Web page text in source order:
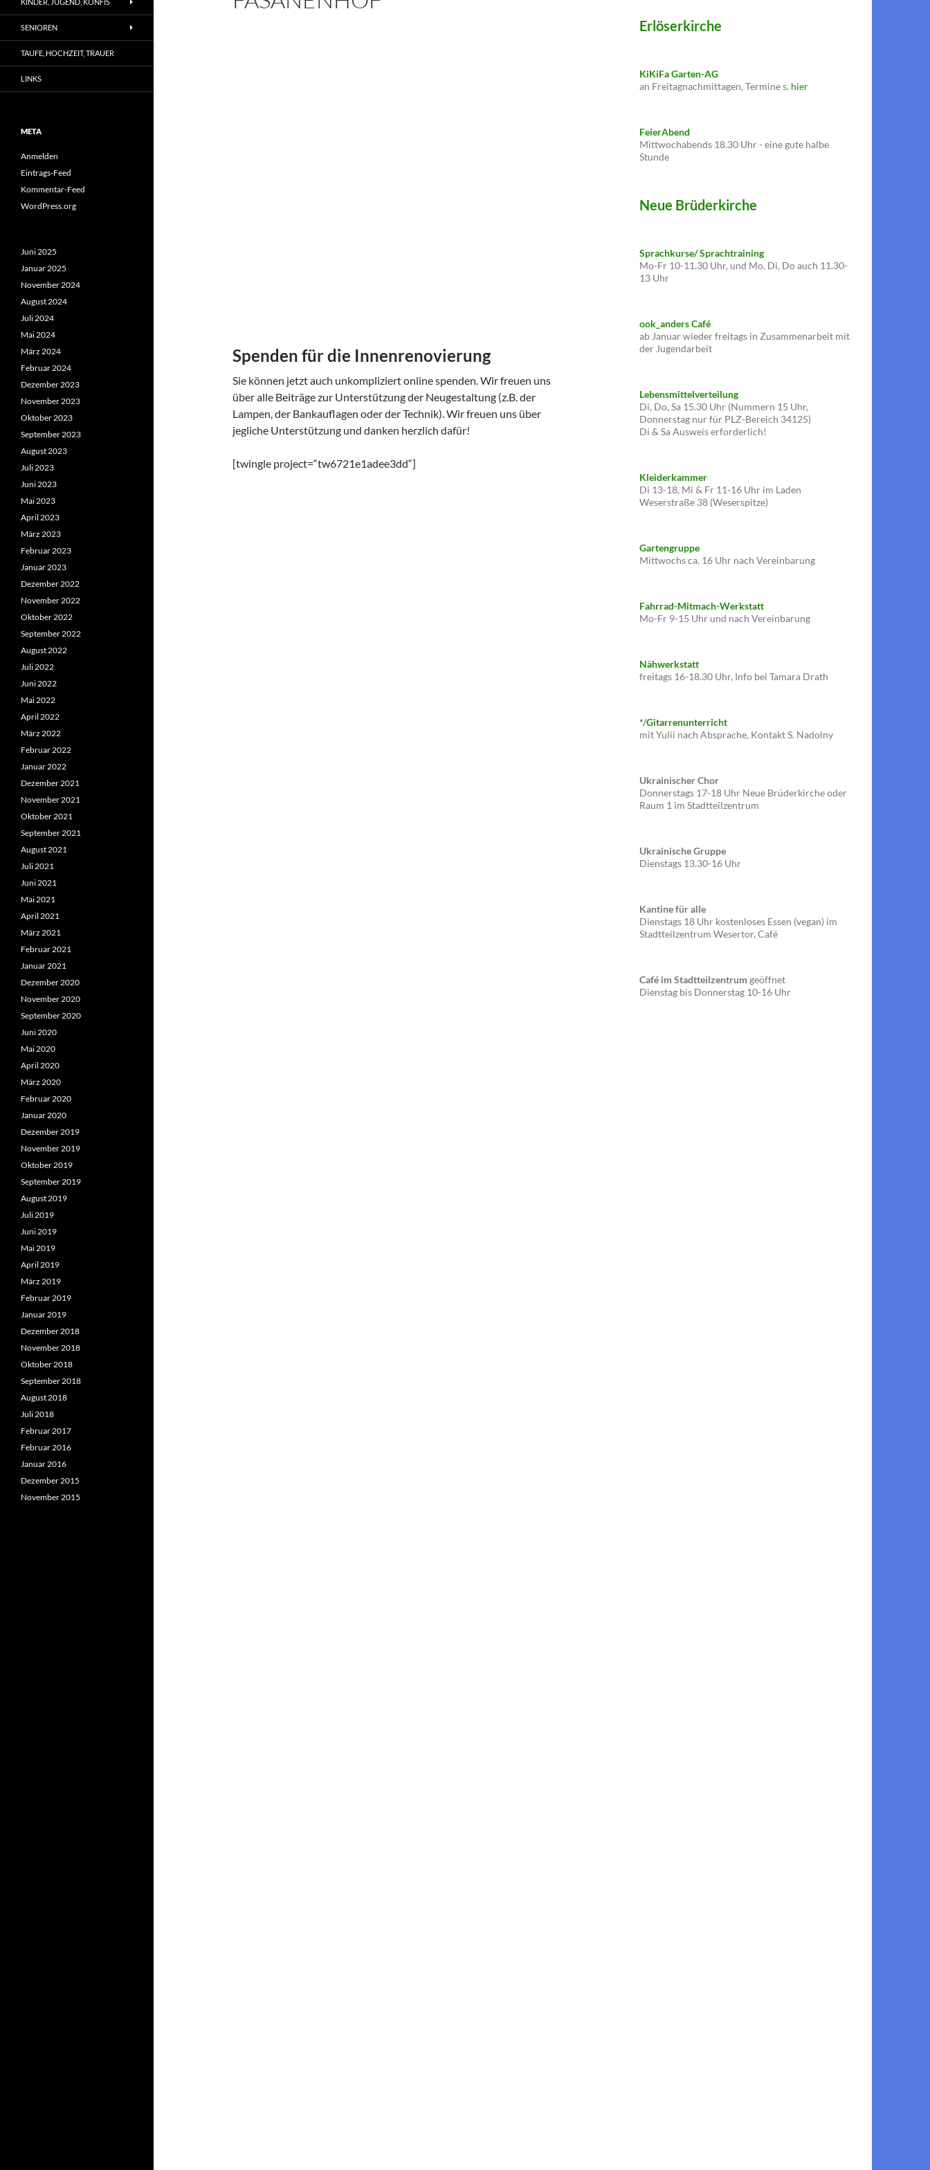
Spenden für die Innenrenovierung
Sie können jetzt auch unkompliziert online spenden. Wir freuen uns
über alle Beiträge zur Unterstützung der Neugestaltung (z.B. der
Lampen, der Bankauflagen oder der Technik). Wir freuen uns über
jegliche Unterstützung und danken herzlich dafür!
[twingle project=“tw6721e1adee3dd“]
Erlöserkirche
KiKiFa Garten-AG
an Freitagnachmittagen, Termine s. hier
FeierAbend
Mittwochabends 18.30 Uhr - eine gute halbe
Stunde
Neue Brüderkirche
Sprachkurse/ Sprachtraining
Mo-Fr 10-11.30 Uhr, und Mo, Di, Do auch 11.30-
13 Uhr
ook_anders Café
ab Januar wieder freitags in Zusammenarbeit mit
der Jugendarbeit
Lebensmittelverteilung
Di, Do, Sa 15.30 Uhr (Nummern 15 Uhr,
Donnerstag nur für PLZ-Bereich 34125)
Di & Sa Ausweis erforderlich!
Kleiderkammer
Di 13-18, Mi & Fr 11-16 Uhr im Laden
Weserstraße 38 (Weserspitze)
Gartengruppe
Mittwochs ca. 16 Uhr nach Vereinbarung
Fahrrad-Mitmach-Werkstatt
Mo-Fr 9-15 Uhr und nach Vereinbarung
Nähwerkstatt
freitags 16-18.30 Uhr, Info bei Tamara Drath
*/Gitarrenunterricht
mit Yulii nach Absprache, Kontakt S. Nadolny
Ukrainischer Chor
Donnerstags 17-18 Uhr Neue Brüderkirche oder
Raum 1 im Stadtteilzentrum
Ukrainische Gruppe
Dienstags 13.30-16 Uhr
Kantine für alle
Dienstags 18 Uhr kostenloses Essen (vegan) im
Stadtteilzentrum Wesertor, Café
Café im Stadtteilzentrum geöffnet
Dienstag bis Donnerstag 10-16 Uhr
SENIOREN
TAUFE, HOCHZEIT, TRAUER
LINKS
META
Anmelden
Eintrags-Feed
Kommentar-Feed
WordPress.org
Juni 2025
Januar 2025
November 2024
August 2024
Juli 2024
Mai 2024
März 2024
Februar 2024
Dezember 2023
November 2023
Oktober 2023
September 2023
August 2023
Juli 2023
Juni 2023
Mai 2023
April 2023
März 2023
Februar 2023
Januar 2023
Dezember 2022
November 2022
Oktober 2022
September 2022
August 2022
Juli 2022
Juni 2022
Mai 2022
April 2022
März 2022
Februar 2022
Januar 2022
Dezember 2021
November 2021
Oktober 2021
September 2021
August 2021
Juli 2021
Juni 2021
Mai 2021
April 2021
März 2021
Februar 2021
Januar 2021
Dezember 2020
November 2020
September 2020
Juni 2020
Mai 2020
April 2020
März 2020
Februar 2020
Januar 2020
Dezember 2019
November 2019
Oktober 2019
September 2019
August 2019
Juli 2019
Juni 2019
Mai 2019
April 2019
März 2019
Februar 2019
Januar 2019
Dezember 2018
November 2018
Oktober 2018
September 2018
August 2018
Juli 2018
Februar 2017
Februar 2016
Januar 2016
Dezember 2015
November 2015